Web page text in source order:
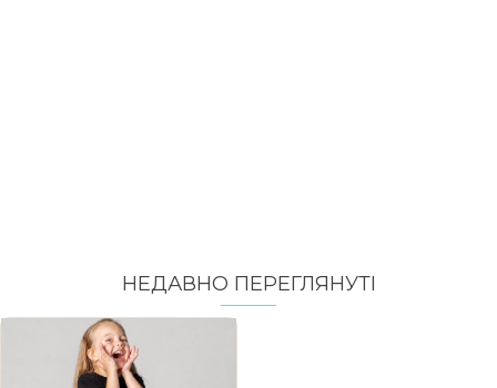
НЕДАВНО ПЕРЕГЛЯНУТI